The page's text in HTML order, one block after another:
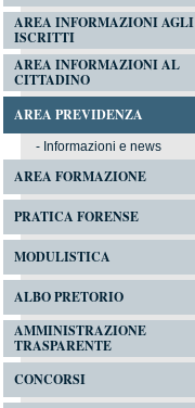
AREA INFORMAZIONI AGLI
ISCRITTI
AREA INFORMAZIONI AL
CITTADINO
AREA PREVIDENZA
- Informazioni e news
AREA FORMAZIONE
PRATICA FORENSE
MODULISTICA
ALBO PRETORIO
AMMINISTRAZIONE
TRASPARENTE
CONCORSI